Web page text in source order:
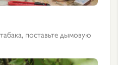
табака, поставьте дымовую